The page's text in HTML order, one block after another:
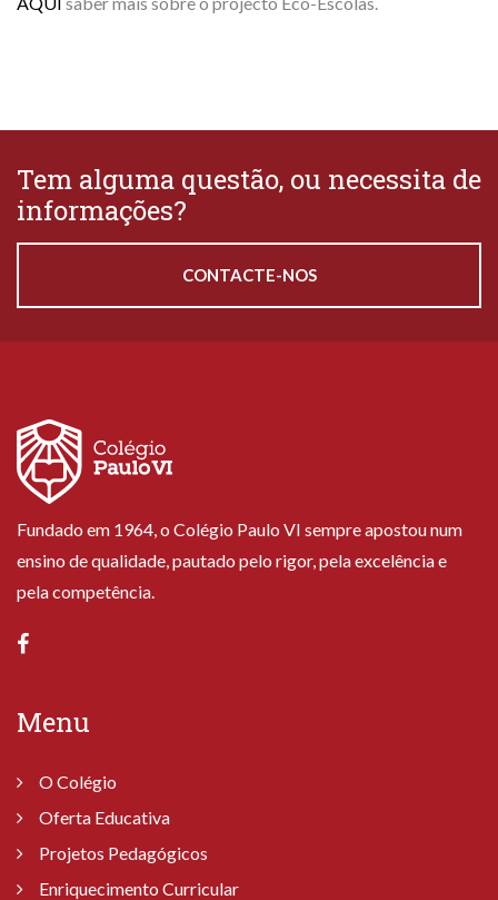
Tem alguma questão, ou necessita de
informações?
CONTACTE-NOS
Fundado em 1964, o Colégio Paulo VI sempre apostou num
ensino de qualidade, pautado pelo rigor, pela excelência e
pela competência.
Menu
O Colégio
Oferta Educativa
Projetos Pedagógicos
Enriquecimento Curricular